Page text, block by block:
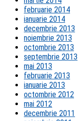
februarie 2014
ianuarie 2014
decembrie 2013
noiembrie 2013
octombrie 2013
septembrie 2013
mai 2013
februarie 2013
ianuarie 2013
octombrie 2012
mai 2012
decembrie 2011